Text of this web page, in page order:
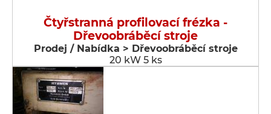
Čtyřstranná profilovací frézka -
Dřevoobráběcí stroje
Prodej / Nabídka > Dřevoobráběcí stroje
20 kW 5 ks